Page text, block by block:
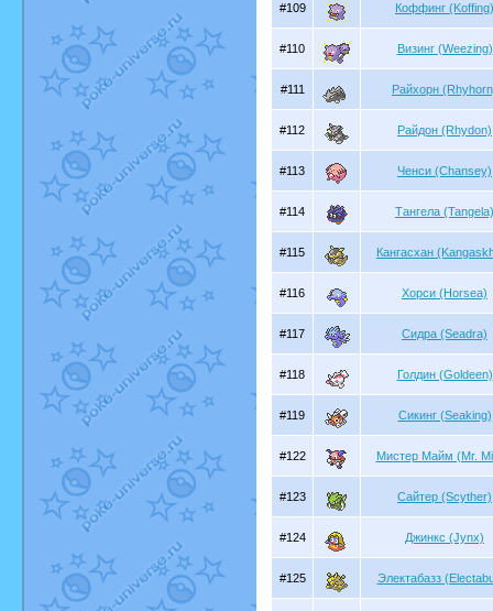
#109 Коффинг (Koffing)
#110 Визинг (Weezing)
#111 Райхорн
#112 Райдон (Rhydon)
#113 Ченси (Chansey)
#114 Тангела (Tangela)
#115 Кангасхан
#116 Хорси (Horsea)
#117 Сидра (Seadra)
#118 Голдин (Goldeen)
#119 Сикинг (Seaking)
#122 Мистер Майм (Mr.
#123 Сайтер (Scyther)
#124 Джинкс (Jynx)
#125 Электабазз